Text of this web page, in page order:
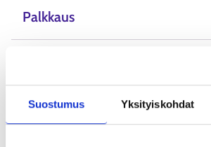
Suostumus Yksityiskohdat
Palkkaus
Hyödyllisiä linkkejä